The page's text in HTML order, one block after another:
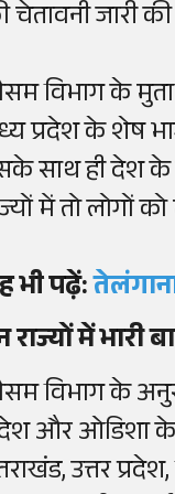
चेतावनी जारी
विभाग के
प्रदेश के शेष
साथ ही देश के
में तो लोगों
भी पढ़ें:
राज्यों में भारी
विभाग के
और ओडिशा के
उत्तर